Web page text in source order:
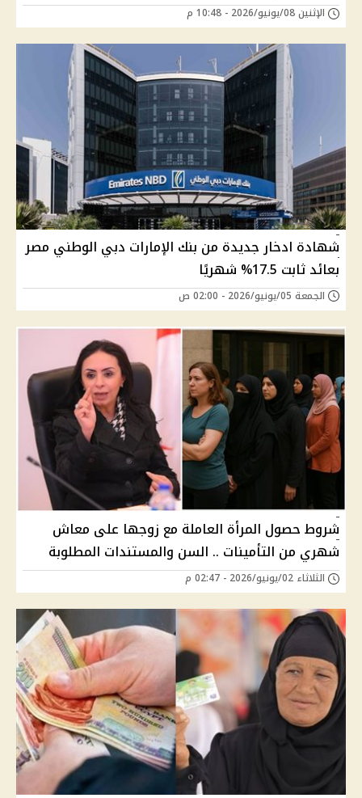
الإثنين 08/يونيو/2026 - 10:48 م
شهادة ادخار جديدة من بنك الإمارات دبي الوطني مصر
بعائد ثابت 17.5% شهريًا
الجمعة 05/يونيو/2026 - 02:00 ص
شروط حصول المرأة العاملة مع زوجها على معاش
شهري من التأمينات .. السن والمستندات المطلوبة
الثلاثاء 02/يونيو/2026 - 02:47 م